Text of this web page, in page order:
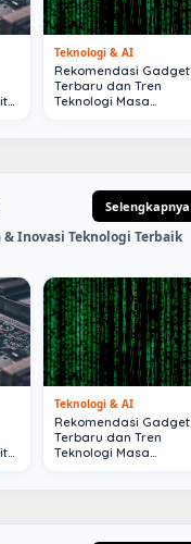
Teknologi & AI
Rekomendasi Gadget
Terbaru dan Tren
Teknologi Masa
Selengkapnya
Inovasi Teknologi Terbaik
Teknologi & AI
Rekomendasi Gadget
Terbaru dan Tren
Teknologi Masa